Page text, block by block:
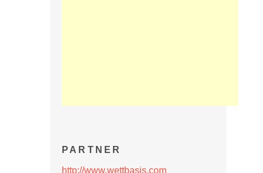
PARTNER
http://www.wettbasis.com